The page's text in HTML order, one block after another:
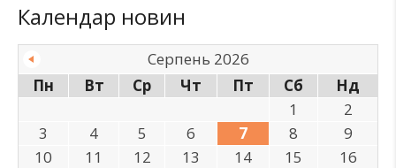
Календар новин
Серпень 2026
Пн
Вт Ср Чт Пт Сб
Нд
1
2
3
4 5 6 7 8
9
10
11 12 13 14 15
16